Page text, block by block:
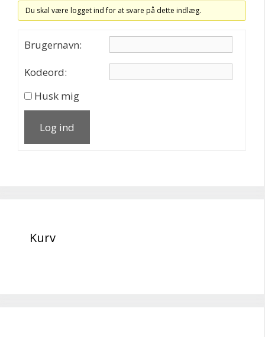
Du skal være logget ind for at svare på dette indlæg.
Brugernavn:
Kodeord:
Husk mig
Log ind
Kurv